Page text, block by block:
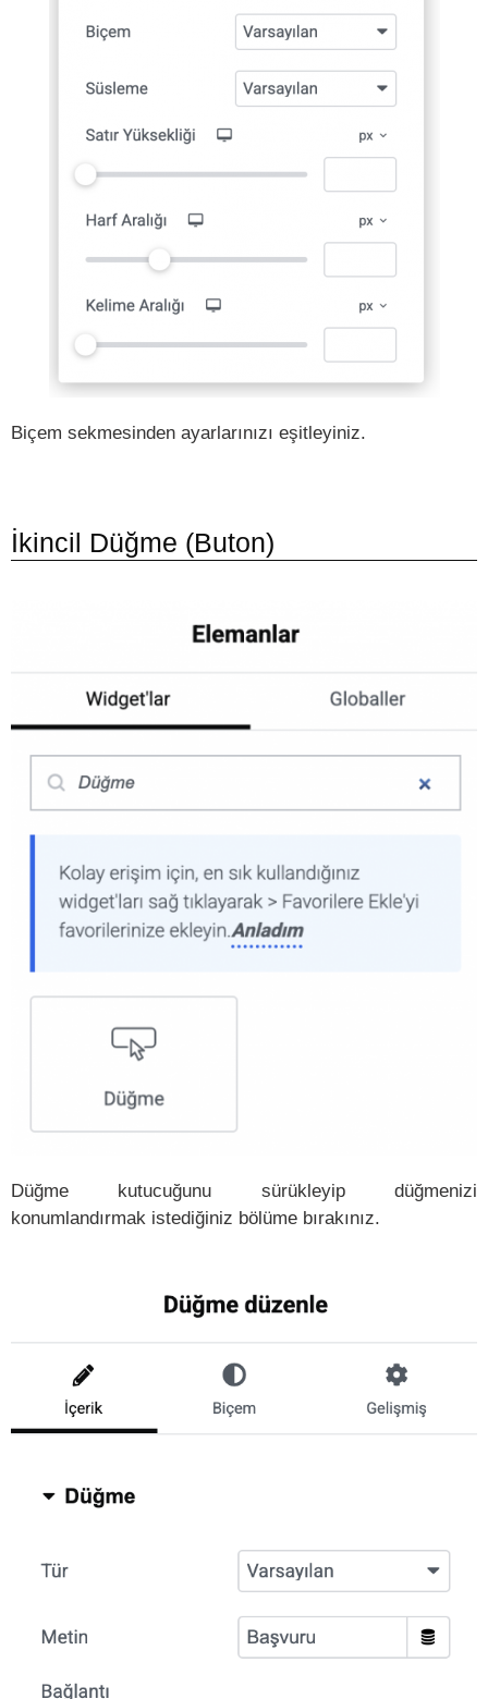
Biçem sekmesinden ayarlarınızı eşitleyiniz.
İkincil Düğme (Buton)
Düğme kutucuğunu sürükleyip düğmenizi
konumlandırmak istediğiniz bölüme bırakınız.